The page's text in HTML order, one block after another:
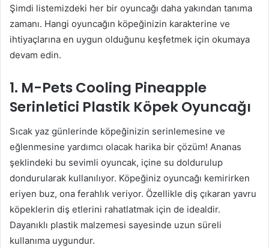
Şimdi listemizdeki her bir oyuncağı daha yakından tanıma
zamanı. Hangi oyuncağın köpeğinizin karakterine ve
ihtiyaçlarına en uygun olduğunu keşfetmek için okumaya
devam edin.
1. M-Pets Cooling Pineapple
Serinletici Plastik Köpek Oyuncağı
Sıcak yaz günlerinde köpeğinizin serinlemesine ve
eğlenmesine yardımcı olacak harika bir çözüm! Ananas
şeklindeki bu sevimli oyuncak, içine su doldurulup
dondurularak kullanılıyor. Köpeğiniz oyuncağı kemirirken
eriyen buz, ona ferahlık veriyor. Özellikle diş çıkaran yavru
köpeklerin diş etlerini rahatlatmak için de idealdir.
Dayanıklı plastik malzemesi sayesinde uzun süreli
kullanıma uygundur.